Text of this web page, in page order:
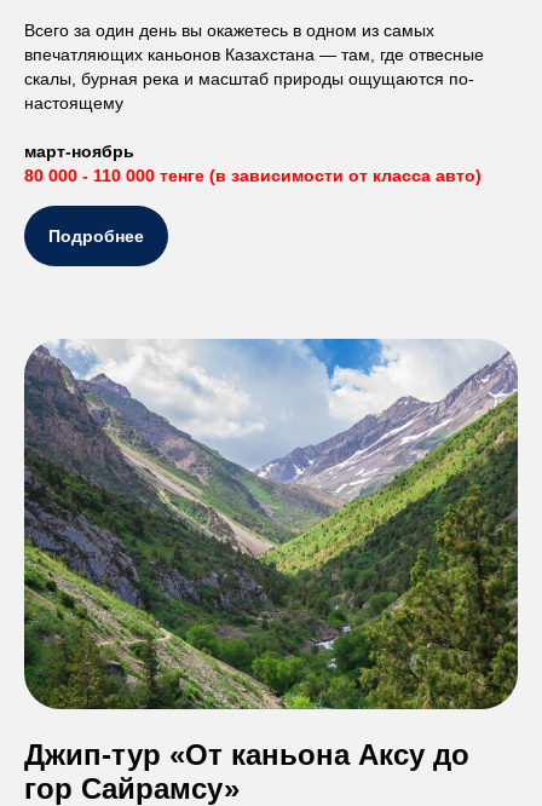
Всего за один день вы окажетесь в одном из самых
впечатляющих каньонов Казахстана — там, где отвесные
скалы, бурная река и масштаб природы ощущаются по-
настоящему
март-ноябрь
80 000 - 110 000 тенге (в зависимости от класса авто)
Подробнее
Джип-тур «От каньона Аксу до
гор Сайрамсу»